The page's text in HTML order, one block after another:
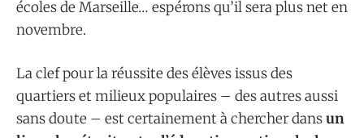
écoles de Marseille… espérons qu’il sera plus net en
novembre.
La clef pour la réussite des élèves issus des
quartiers et milieux populaires – des autres aussi
sans doute – est certainement à chercher dansun